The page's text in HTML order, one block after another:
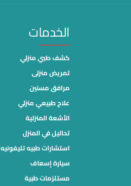
الخدمات
كشف طبي منزلي
تمريض منزلى
مرافق مسنين
علاج طبيعي منزلي
الأشعة المنزلية
تحاليل في المنزل
استشارات طبيه تليفونيه
سيارة إسعاف
مستلزمات طبية